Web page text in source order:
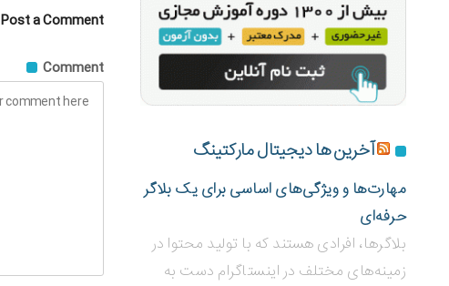
Post a Comment
Comment
آخرین ها دیجیتال مارکتینگ
مهارت‌ها و ویژگی‌های اساسی برای یک بلاگر
حرفه‌ای
بلاگر‌ها، افرادی هستند که با تولید محتوا در
زمینه‌های مختلف در اینستاگرام دست به